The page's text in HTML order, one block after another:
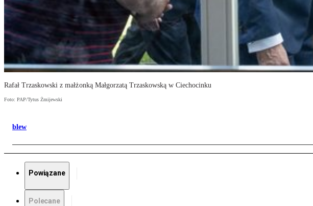
Rafał Trzaskowski z małżonką Małgorzatą Trzaskowską w Ciechocinku
Foto: PAP/Tytus Żmijewski
blew
Powiązane
Polecane